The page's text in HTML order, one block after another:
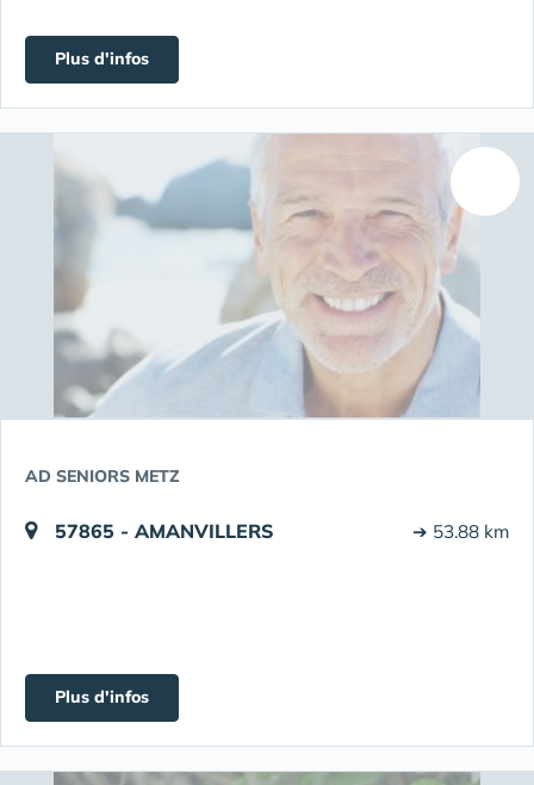
Plus d'infos
AD SENIORS METZ
57865 - AMANVILLERS ➔ 53.88 km
Plus d'infos